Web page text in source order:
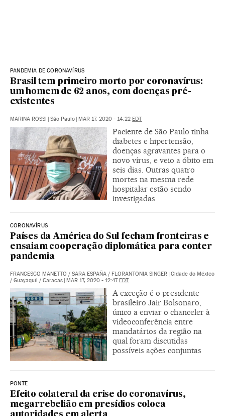
PANDEMIA DE CORONAVÍRUS
Brasil tem primeiro morto por coronavírus:
um homem de 62 anos, com doenças pré-
existentes
MARINA ROSSI | São Paulo | MAR 17, 2020 - 14:22 EDT
Paciente de São Paulo tinha
diabetes e hipertensão,
doenças agravantes para o
novo vírus, e veio a óbito em
seis dias. Outras quatro
mortes na mesma rede
hospitalar estão sendo
investigadas
CORONAVÍRUS
Países da América do Sul fecham fronteiras e
ensaiam cooperação diplomática para conter
pandemia
FRANCESCO MANETTO / SARA ESPAÑA / FLORANTONIA SINGER | Cidade do México
/ Guayaquil / Caracas | MAR 17, 2020 - 12:47EDT
A exceção é o presidente
brasileiro Jair Bolsonaro,
único a enviar o chanceler à
videoconferência entre
mandatários da região na
qual foram discutidas
possíveis ações conjuntas
PONTE
Efeito colateral da crise do coronavírus,
megarrebelião em presídios coloca